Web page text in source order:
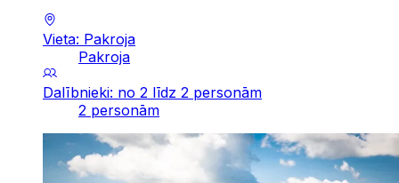
Vieta: Pakroja
Pakroja
Dalībnieki: no 2 līdz 2 personām
2 personām